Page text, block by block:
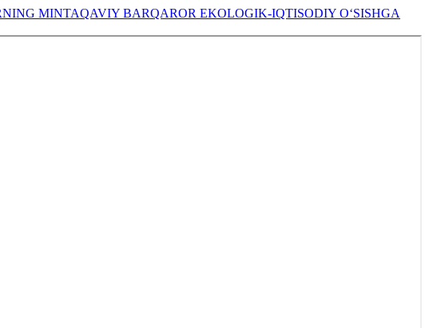
MINTAQAVIY BARQAROR EKOLOGIK-IQTISODIY O‘SISHGA